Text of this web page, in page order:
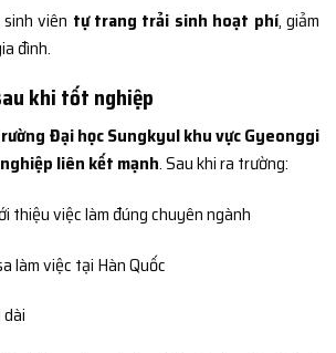
viên tự trang trải sinh hoạt phí, giảm
đình.
khi tốt nghiệp
Đại học Sungkyul khu vực Gyeonggi
liên kết mạnh. Sau khi ra trường:
thiệu việc làm đúng chuyên ngành
làm việc tại Hàn Quốc